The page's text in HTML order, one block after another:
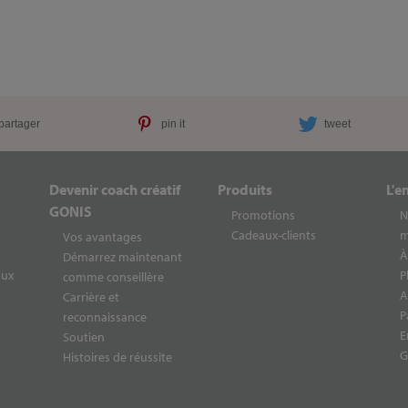
partager pin it tweet
Devenir coach créatif
GONIS
Vos avantages
Démarrez maintenant
comme conseillère
Carrière et
reconnaissance
Soutien
Histoires de réussite
Produits
Promotions
Cadeaux-clients